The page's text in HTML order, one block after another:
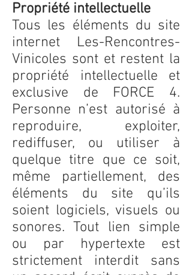
Propriété intellectuelle
Tous les éléments du site
internet Les-Rencontres-
Vinicoles sont et restent la
propriété intellectuelle et
exclusive de FORCE 4.
Personne n’est autorisé à
reproduire, exploiter,
rediffuser, ou utiliser à
quelque titre que ce soit,
même partiellement, des
éléments du site qu’ils
soient logiciels, visuels ou
sonores. Tout lien simple
ou par hypertexte est
strictement interdit sans